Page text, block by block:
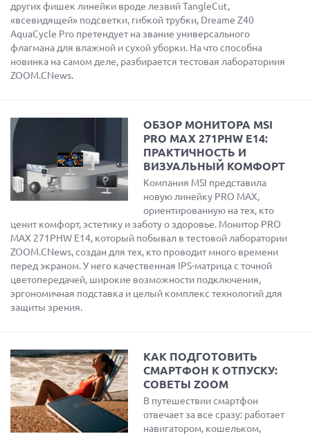
других фишек линейки вроде лезвий TangleCut,
«всевидящей» подсветки, гибкой трубки, Dreame Z40
AquaCycle Pro претендует на звание универсального
флагмана для влажной и сухой уборки. На что способна
новинка на самом деле, разбирается тестовая лабораториия
ZOOM.CNews.
ОБЗОР МОНИТОРА MSI
PRO MAX 271PHW E14:
ПРАКТИЧНОСТЬ И
ВИЗУАЛЬНЫЙ КОМФОРТ
Компания MSI представила
новую линейку PRO MAX,
ориентированную на тех, кто
ценит комфорт, эстетику и заботу о здоровье. Монитор PRO
MAX 271PHW E14, который побывал в тестовой лаборатории
ZOOM.CNews, создан для тех, кто проводит много времени
перед экраном. У него качественная IPS-матрица с точной
цветопередачей, широкие возможности подключения,
эргономичная подставка и целый комплекс технологий для
защиты зрения.
КАК ПОДГОТОВИТЬ
СМАРТФОН К ОТПУСКУ:
СОВЕТЫ ZOOM
В путешествии смартфон
отвечает за все сразу: работает
навигатором, кошельком,